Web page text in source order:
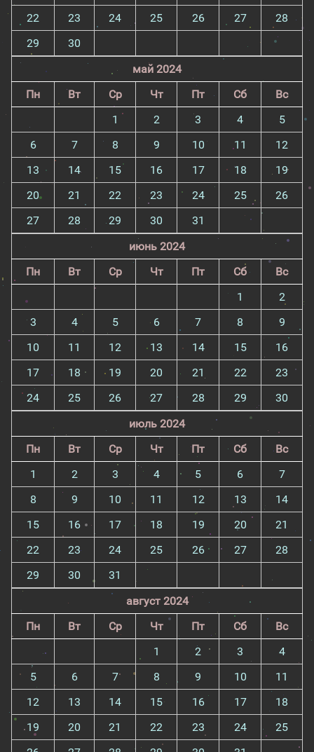
22
23 24 25 26 27
28
29
30
май 2024
Пн
Вт Ср Чт Пт Сб
Вс
1
2 3 4
5
6
7 8 9 10 11
12
13
14 15 16 17 18
19
20
21 22 23 24 25
26
27
28 29 30
31
июнь 2024
Пн
Вт Ср Чт Пт Сб
Вс
1
2
3
4 5 6 7 8
9
10
11 12 13 14 15
16
17
18 19 20 21 22
23
24
25 26 27 28 29
30
июль 2024
Пн
Вт Ср Чт Пт Сб
Вс
1
2 3 4 5 6
7
8
9 10 11 12 13
14
15
16 17 18 19 20
21
22
23 24 25 26 27
28
29
30
31
август 2024
Пн
Вт Ср Чт Пт Сб
Вс
1
2 3
4
5
6 7 8 9 10
11
12
13 14 15 16 17
18
19
20 21 22 23 24
25